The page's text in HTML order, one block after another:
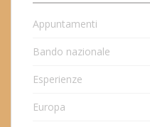
Appuntamenti
Bando nazionale
Esperienze
Europa